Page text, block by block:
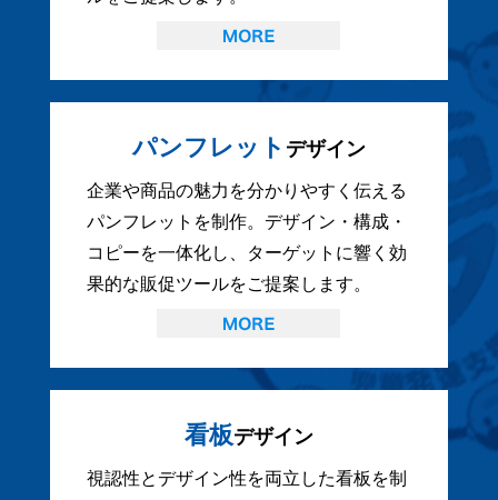
パンフレット デザイン
企業や商品の魅力を分かりやすく伝える
パンフレットを制作。デザイン・構成・
コピーを一体化し、ターゲットに響く効
果的な販促ツールをご提案します。
看板デザイン
視認性とデザイン性を両立した看板を制